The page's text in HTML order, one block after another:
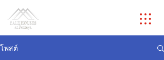
โพสต์